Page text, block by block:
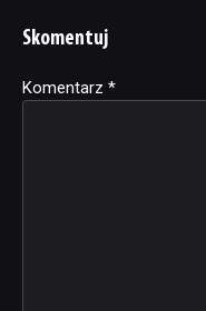
Skomentuj
Komentarz *
Alternative: